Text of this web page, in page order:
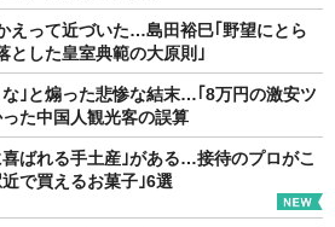
えって近づいた…島田裕巳｢野望にとら
とした皇室典範の大原則｣
｣と煽った悲惨な結末…｢8万円の激安ツ
た中国人観光客の誤算
ばれる手土産｣がある…接待のプロがこ
で買えるお菓子｣6選